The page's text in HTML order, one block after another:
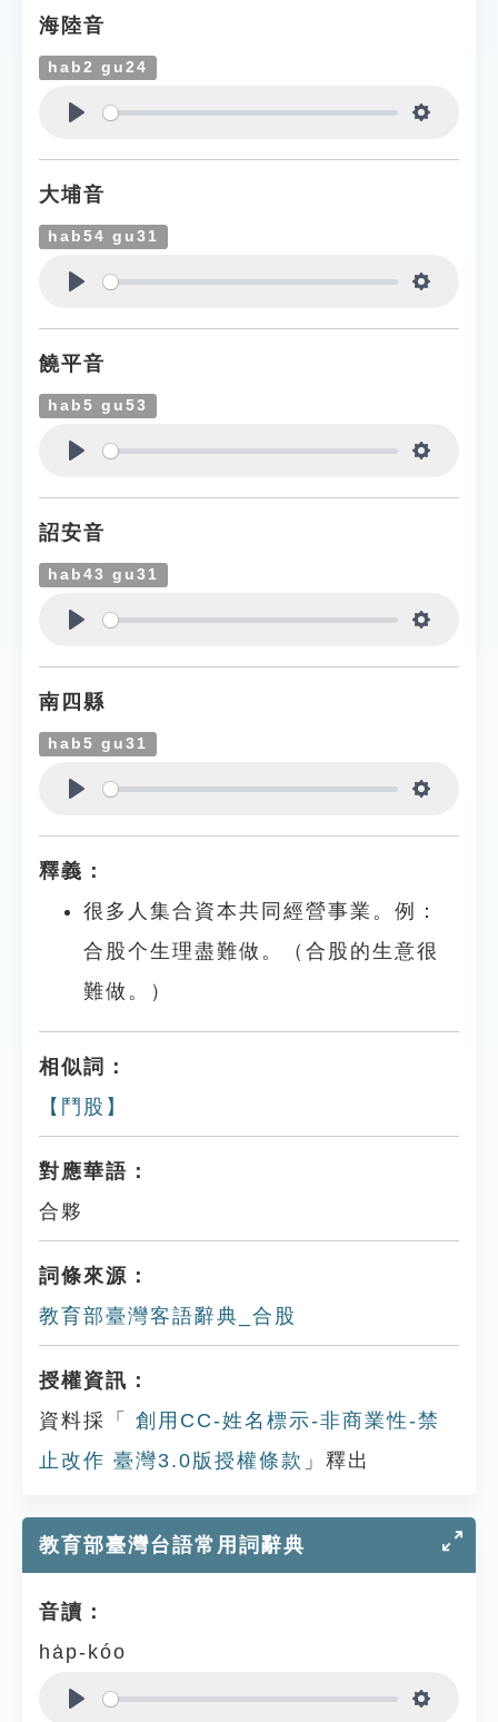
海陸音
hab2 gu24
大埔音
hab54 gu31
饒平音
hab5 gu53
詔安音
hab43 gu31
南四縣
hab5 gu31
釋義：
很多人集合資本共同經營事業。例：
合股个生理盡難做。（合股的生意很
難做。）
相似詞：
【鬥股】
對應華語：
合夥
詞條來源：
教育部臺灣客語辭典_合股
授權資訊：
資料採「
創用CC-姓名標示-非商業性-禁
止改作 臺灣3.0版授權條款 」釋出
教育部臺灣台語常用詞辭典
音讀：
ha̍p-kóo